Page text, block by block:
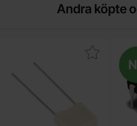
Andra köpte
Makera r82 100nF 100V 10% 5mm
Ny
Makera